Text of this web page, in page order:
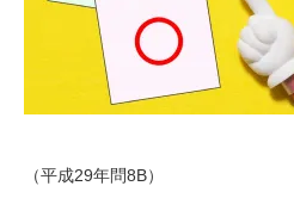
（平成29年問8B）